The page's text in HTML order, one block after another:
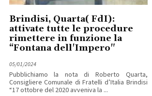
Brindisi, Quarta( FdI):
attivate tutte le procedure
rimettere in funzione la
“Fontana dell'Impero"
05/01/2024
Pubblichiamo la nota di Roberto Quarta,
Consigliere Comunale di Fratelli d’Italia Brindisi
“17 ottobre del 2020 avveniva la ...